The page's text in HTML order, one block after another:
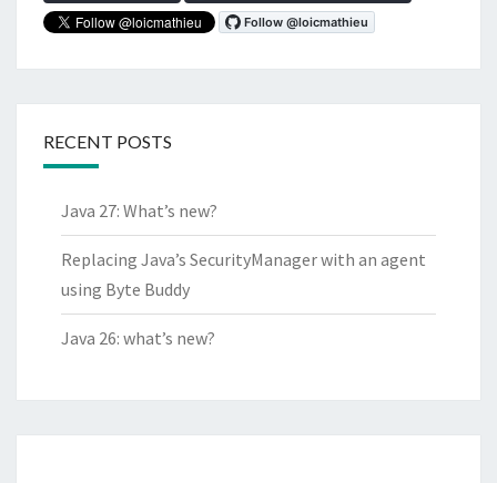
RECENT POSTS
Java 27: What’s new?
Replacing Java’s SecurityManager with an agent
using Byte Buddy
Java 26: what’s new?